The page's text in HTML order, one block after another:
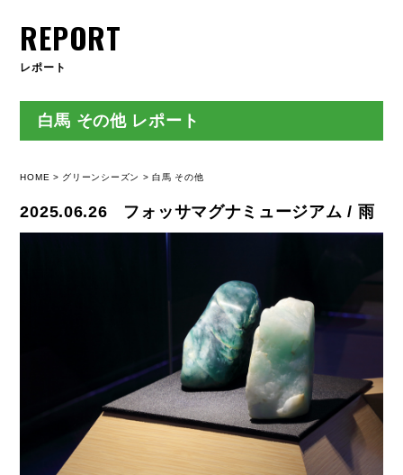
REPORT
レポート
白馬 その他 レポート
HOME グリーンシーズン 白馬 その他
2025.06.26 フォッサマグナミュージアム / 雨